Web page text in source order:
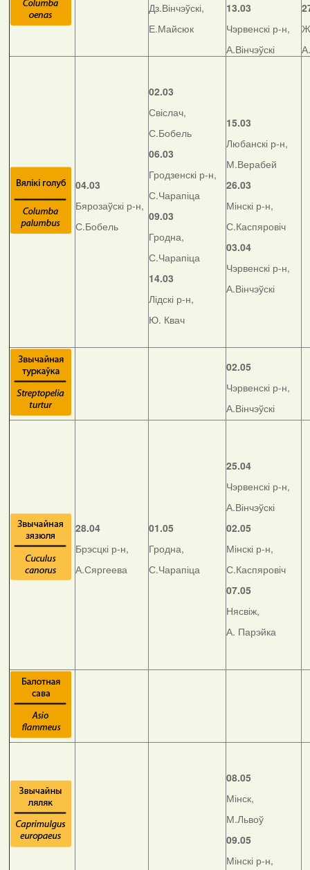
Дз.Вінчэўскі,
Е.Майсюк
13.03
Чэрвенскі р-н,
А.Вінчэўскі
04.03
Бярозаўскі р-н,
С.Бобель
02.03
Свіслач,
С.Бобель
06.03
Гродзенскі р-н,
С.Чарапіца
09.03
Гродна,
С.Чарапіца
14.03
Лідскі р-н,
Ю. Квач
15.03
Любанскі р-н,
М.Верабей
26.03
Мінскі р-н,
С.Каспяровіч
03.04
Чэрвенскі р-н,
А.Вінчэўскі
02.05
Чэрвенскі р-н,
А.Вінчэўскі
28.04
Брэсцкі р-н,
А.Сяргеева
01.05
Гродна,
С.Чарапіца
25.04
Чэрвенскі р-н,
А.Вінчэўскі
02.05
Мінскі р-н,
С.Каспяровіч
07.05
Нясвіж,
А. Парэйка
08.05
Мінск,
М.Львоў
09.05
Мінскі р-н,